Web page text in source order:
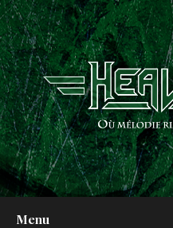
Menu
ACCUEIL
NEWS
CHRONIQUES
INTERVIEWS
REPORTS
A PROPOS